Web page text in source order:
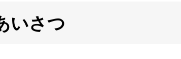
いさつ